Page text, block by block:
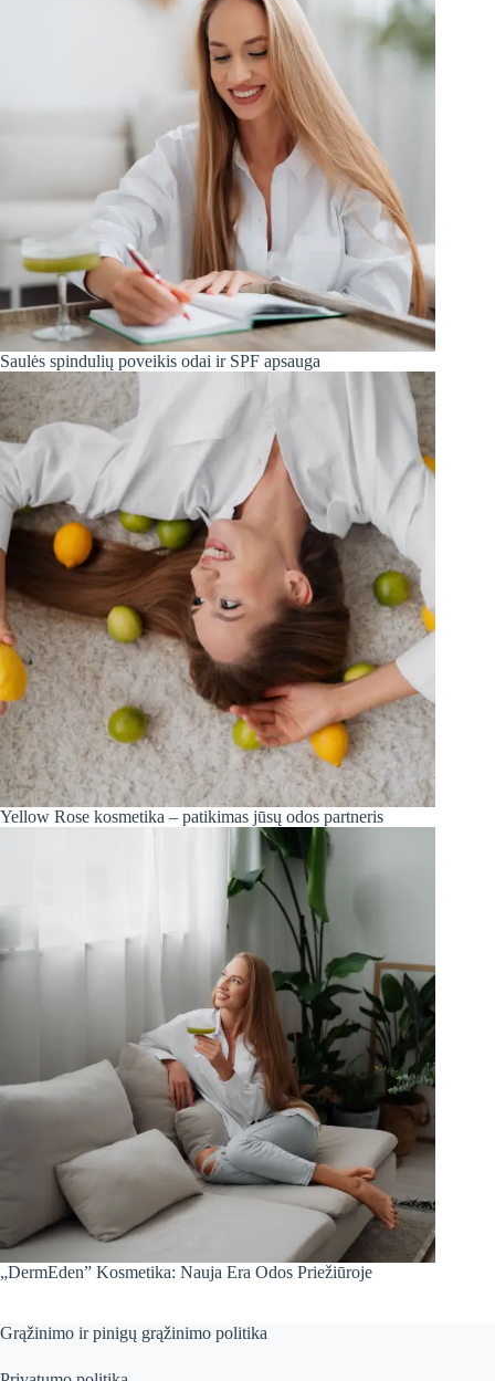
Saulės spindulių poveikis odai ir SPF apsauga
Yellow Rose kosmetika – patikimas jūsų odos partneris
„DermEden” Kosmetika: Nauja Era Odos Priežiūroje
Grąžinimo ir pinigų grąžinimo politika